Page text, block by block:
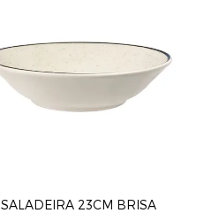
SALADEIRA 23CM BRISA